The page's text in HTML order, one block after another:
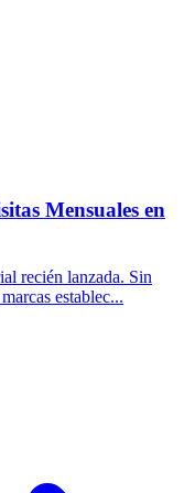
Mensuales en
recién lanzada. Sin
establec...